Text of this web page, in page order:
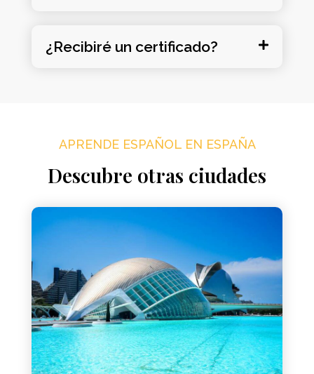
¿Recibiré un certificado?
APRENDE ESPAÑOL EN ESPAÑA
Descubre otras ciudades